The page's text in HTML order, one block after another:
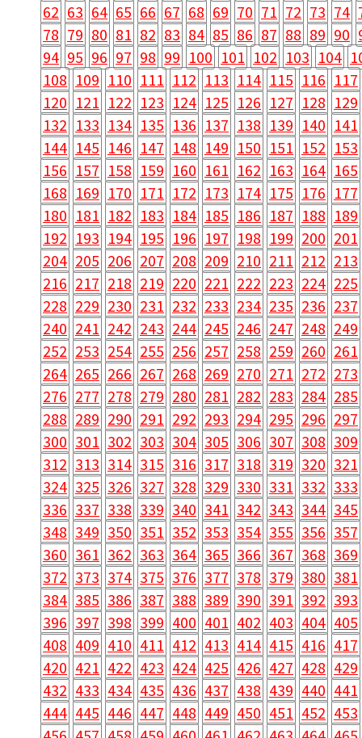
62 63 64 65 66 67 68 69 70 71 72 73 74
78 79 80 81 82 83 84 85 86 87 88 89 90
94 95 96 97 98 99 100 101 102 103 104
108 109 110 111 112 113 114 115 116 117
120 121 122 123 124 125 126 127 128 129
132 133 134 135 136 137 138 139 140 141
144 145 146 147 148 149 150 151 152 153
156 157 158 159 160 161 162 163 164 165
168 169 170 171 172 173 174 175 176 177
180 181 182 183 184 185 186 187 188 189
192 193 194 195 196 197 198 199 200 201
204 205 206 207 208 209 210 211 212 213
216 217 218 219 220 221 222 223 224 225
228 229 230 231 232 233 234 235 236 237
240 241 242 243 244 245 246 247 248 249
252 253 254 255 256 257 258 259 260 261
264 265 266 267 268 269 270 271 272 273
276 277 278 279 280 281 282 283 284 285
288 289 290 291 292 293 294 295 296 297
300 301 302 303 304 305 306 307 308 309
312 313 314 315 316 317 318 319 320 321
324 325 326 327 328 329 330 331 332 333
336 337 338 339 340 341 342 343 344 345
348 349 350 351 352 353 354 355 356 357
360 361 362 363 364 365 366 367 368 369
372 373 374 375 376 377 378 379 380 381
384 385 386 387 388 389 390 391 392 393
396 397 398 399 400 401 402 403 404 405
408 409 410 411 412 413 414 415 416 417
420 421 422 423 424 425 426 427 428 429
432 433 434 435 436 437 438 439 440 441
444 445 446 447 448 449 450 451 452 453